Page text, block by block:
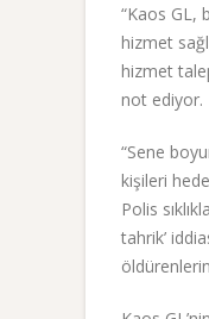
“Kaos GL,
hizmet
hizmet
not ediyor.
“Sene
kişileri
Polis
tahrik’